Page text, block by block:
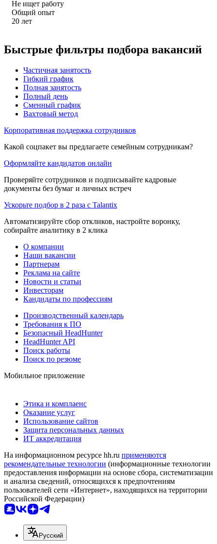
Не ищет работу
Общий опыт
20 лет
Быстрые фильтры подбора вакансий
Частичная занятость
Гибкий график
Полная занятость
Полный день
Сменный график
Вахтовый метод
Корпоративная поддержка сотрудников
Какой соцпакет вы предлагаете семейным сотрудникам?
Оформляйте кандидатов онлайн
Проверяйте сотрудников и подписывайте кадровые
документы без бумаг и личных встреч
Ускорьте подбор в 2 раза с Talantix
Автоматизируйте сбор откликов, настройте воронку,
собирайте аналитику в 2 клика
О компании
Наши вакансии
Партнерам
Реклама на сайте
Новости и статьи
Инвесторам
Кандидаты по профессиям
Производственный календарь
Требования к ПО
Безопасный HeadHunter
HeadHunter API
Поиск работы
Поиск по резюме
Мобильное приложение
Этика и комплаенс
Оказание услуг
Использование сайтов
Защита персональных данных
ИТ аккредитация
На информационном ресурсе hh.ru применяются
рекомендательные технологии (информационные технологии
предоставления информации на основе сбора, систематизации
и анализа сведений, относящихся к предпочтениям
пользователей сети «Интернет», находящихся на территории
Российской Федерации)
Русский